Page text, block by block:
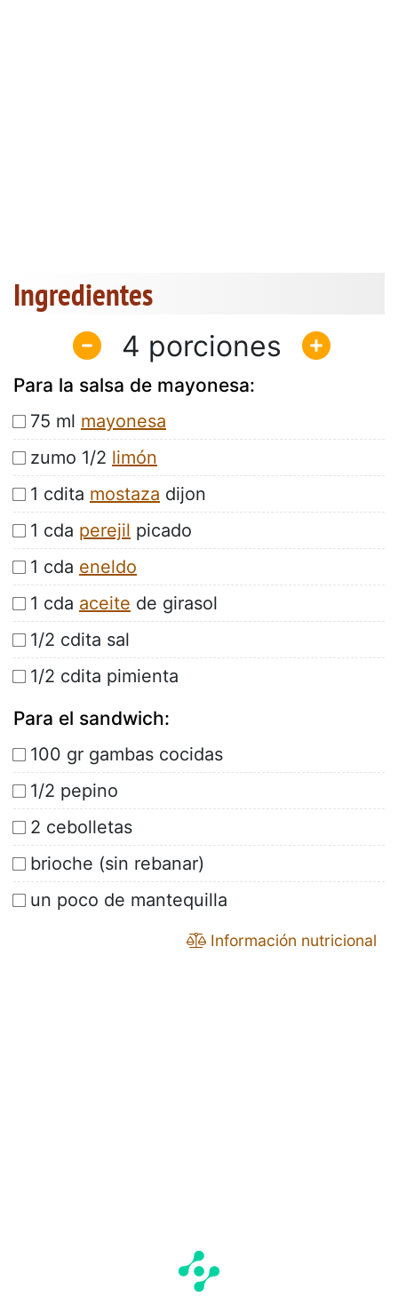
Ingredientes
4
Para la salsa de mayonesa:
75 ml mayonesa
zumo 1/2 limón
1 cdita mostaza dijon
1 cda perejil picado
1 cda eneldo
1 cda aceite de girasol
1/2 cdita sal
1/2 cdita pimienta
Para el sandwich:
100 gr gambas cocidas
1/2 pepino
2 cebolletas
brioche (sin rebanar)
un poco de mantequilla
Información nutricional